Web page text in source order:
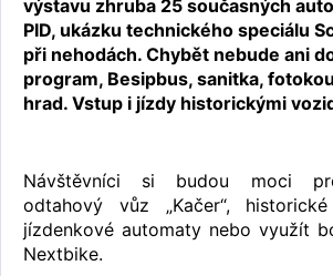
výstavu zhruba 25 současných
PID, ukázku technického speciálu
při nehodách. Chybět nebude ani
program, Besipbus, sanitka,
hrad. Vstup i jízdy historickými
Návštěvníci si budou moci
odtahový vůz „Kačer“,
jízdenkové automaty nebo využít
Nextbike.